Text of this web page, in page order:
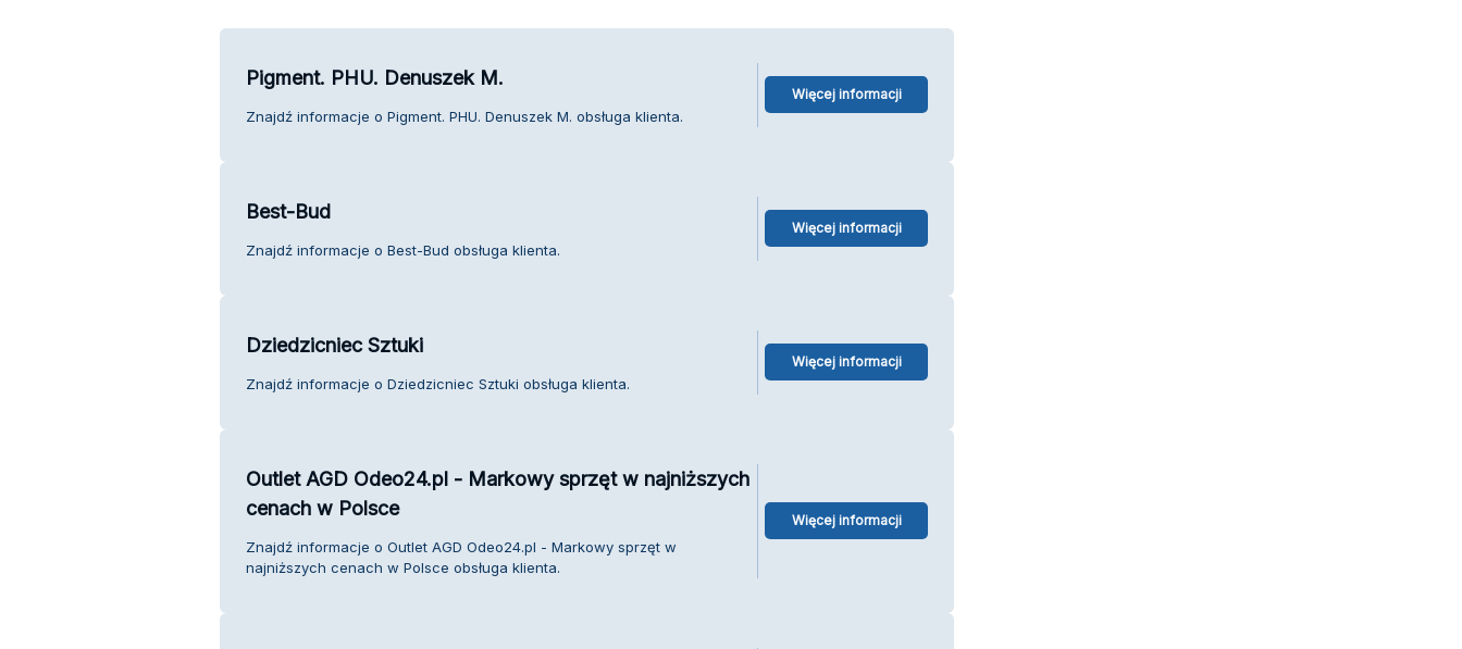
Pigment. PHU. Denuszek M.
Znajdź informacje o Pigment. PHU. Denuszek M. obsługa klienta.
Więcej informacji
Best-Bud
Znajdź informacje o Best-Bud obsługa klienta.
Więcej informacji
Dziedzicniec Sztuki
Znajdź informacje o Dziedzicniec Sztuki obsługa klienta.
Więcej informacji
Outlet AGD Odeo24.pl - Markowy sprzęt w najniższych
cenach w Polsce
Znajdź informacje o Outlet AGD Odeo24.pl - Markowy sprzęt w
najniższych cenach w Polsce obsługa klienta.
Więcej informacji